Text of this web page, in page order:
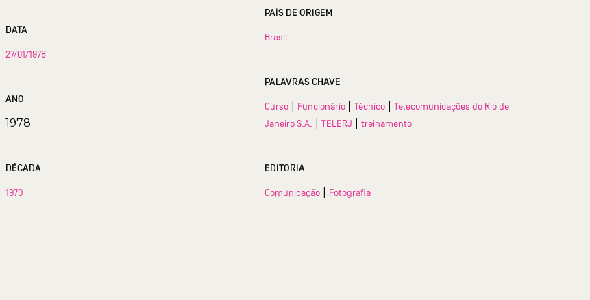
DATA
27/01/1978
ANO
1978
DÉCADA
1970
PAÍS DE ORIGEM
Brasil
PALAVRAS CHAVE
Curso Funcionário |Técnico |Telecomunicações do Rio de
Janeiro S.A.
|TELERJ |treinamento
EDITORIA
Comunicação Fotografia